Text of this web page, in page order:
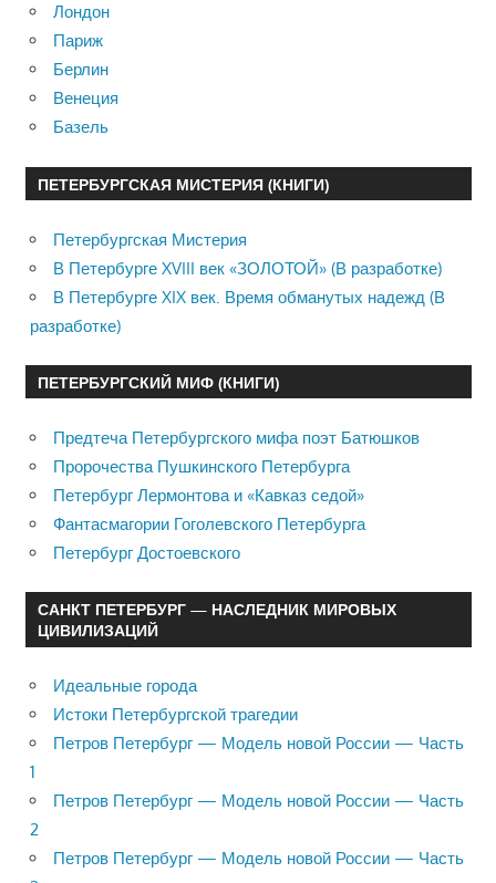
Лондон
Париж
Берлин
Венеция
Базель
ПЕТЕРБУРГСКАЯ МИСТЕРИЯ (КНИГИ)
Петербургская Мистерия
В Петербурге XVIII век «ЗОЛОТОЙ» (В разработке)
В Петербурге XIX век. Время обманутых надежд (В
разработке)
ПЕТЕРБУРГСКИЙ МИФ (КНИГИ)
Предтеча Петербургского мифа поэт Батюшков
Пророчества Пушкинского Петербурга
Петербург Лермонтова и «Кавказ седой»
Фантасмагории Гоголевского Петербурга
Петербург Достоевского
САНКТ ПЕТЕРБУРГ — НАСЛЕДНИК МИРОВЫХ
ЦИВИЛИЗАЦИЙ
Идеальные города
Истоки Петербургской трагедии
Петров Петербург — Модель новой России — Часть
1
Петров Петербург — Модель новой России — Часть
2
Петров Петербург — Модель новой России — Часть